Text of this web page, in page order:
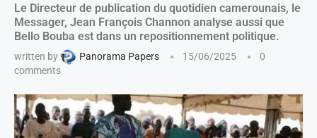
Le Directeur de publication du quotidien camerounais, le
Messager, Jean François Channon analyse aussi que
Bello Bouba est dans un repositionnement politique.
written by Panorama Papers 15/06/2025
0
comments